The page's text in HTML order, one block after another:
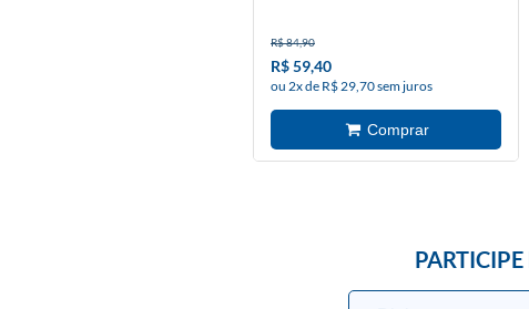
R$ 84,90
R$ 59,40
ou 2x de R$ 29,70 sem juros